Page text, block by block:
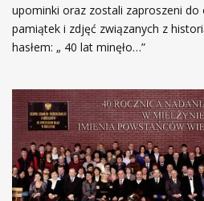
upominki oraz zostali zaproszeni
pamiątek i zdjęć związanych z
hasłem: „ 40 lat minęło…”